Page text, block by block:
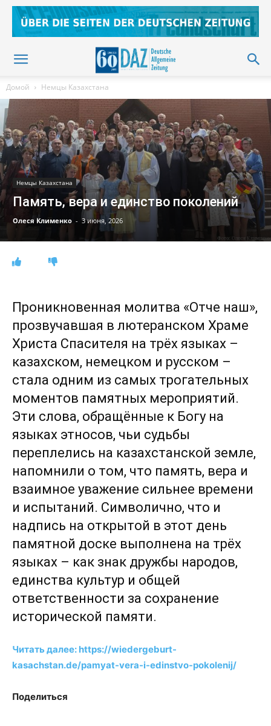
Домой Немцы Казахстана
Немцы Казахстана
Память, вера и единство поколений
Олеся Клименко - 3 июня, 2026
Проникновенная молитва «Отче наш»,
прозвучавшая в лютеранском Храме
Христа Спасителя на трёх языках –
казахском, немецком и русском –
стала одним из самых трогательных
моментов памятных мероприятий.
Эти слова, обращённые к Богу на
языках этносов, чьи судьбы
переплелись на казахстанской земле,
напомнили о том, что память, вера и
взаимное уважение сильнее времени
и испытаний. Символично, что и
надпись на открытой в этот день
памятной доске выполнена на трёх
языках – как знак дружбы народов,
единства культур и общей
ответственности за сохранение
исторической памяти.
Читать далее: https://wiedergeburt-
kasachstan.de/pamyat-vera-i-edinstvo-pokolenij/
Поделиться